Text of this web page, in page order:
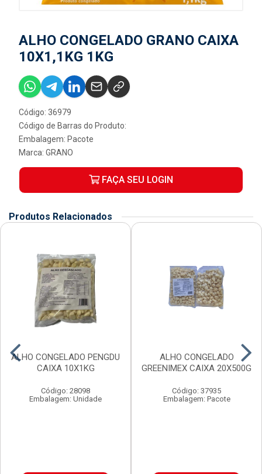
ALHO CONGELADO GRANO CAIXA
10X1,1KG 1KG
Código: 36979
Código de Barras do Produto:
Embalagem: Pacote
Marca: GRANO
FAÇA SEU LOGIN
Produtos Relacionados
ALHO CONGELADO PENGDU
CAIXA 10X1KG
Código: 28098
Embalagem: Unidade
ALHO CONGELADO
GREENIMEX CAIXA 20X500G
Código: 37935
Embalagem: Pacote